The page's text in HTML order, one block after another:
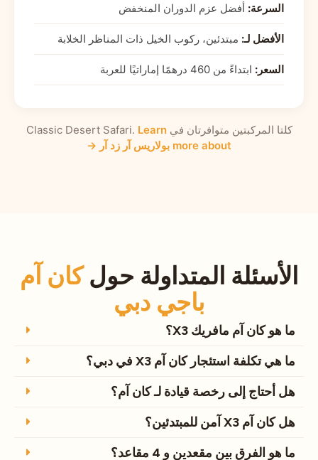
السرعة: أفضل عزم الدوران المنخفض
الأفضل لـ: مبتدئين، ركوب الخيل ذات المناظر الخلابة
السعر: ابتداءً من 460 درهمًا إماراتيًا للعربة
كلتا المركبتين متوافرتان في Classic Desert Safari.Learn
more about بولاريس آر زد آر →
الأسئلة المتداولة حولكان آم
باجي دبي
ما هو كان آم مافريك X3؟
ما هي تكلفة استئجار كان آم X3 في دبي؟
هل أحتاج إلى رخصة قيادة لـ كان آم؟
هل كان آم X3 آمن للمبتدئين؟
ما هو الفرق بين مقعدين و 4 مقاعد؟